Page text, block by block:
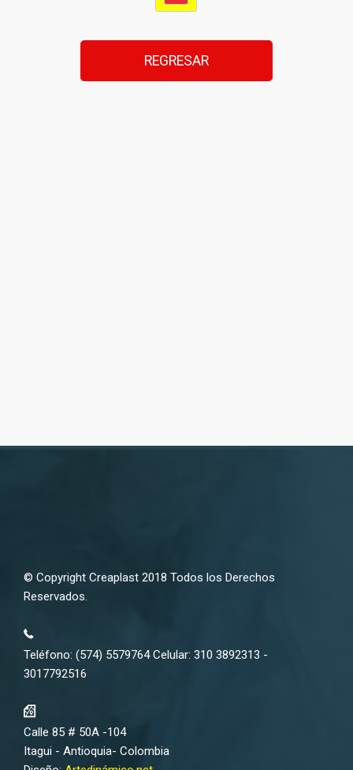
REGRESAR
© Copyright Creaplast 2018 Todos los Derechos
Reservados.
Teléfono: (574) 5579764 Celular: 310 3892313 -
3017792516
Calle 85 # 50A -104
Itagui - Antioquia- Colombia